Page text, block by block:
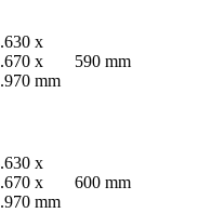
x
x
mm
590 mm
x
x
mm
600 mm